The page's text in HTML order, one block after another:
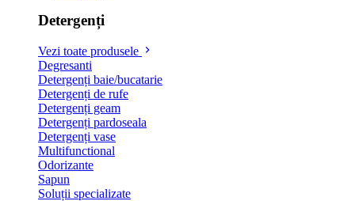
Detergenți
Vezi toate produsele
Degresanti
Detergenți baie/bucatarie
Detergenți de rufe
Detergenți geam
Detergenți pardoseala
Detergenți vase
Multifunctional
Odorizante
Sapun
Soluții specializate